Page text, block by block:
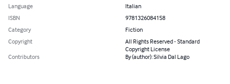
Language
Italian
ISBN
9781326084158
Category
Fiction
Copyright
All Rights Reserved - Standard
Copyright License
Contributors
By (author): Silvia Dal Lago